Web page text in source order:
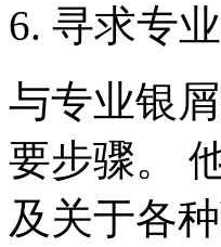
6. 寻求专
与专业银
要步骤。
及关于各